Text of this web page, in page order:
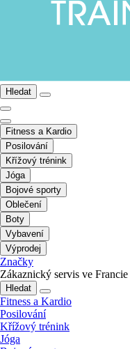
Hledat
Fitness a Kardio
Posilování
Křížový trénink
Jóga
Bojové sporty
Oblečení
Boty
Vybavení
Výprodej
Značky
Zákaznický servis ve Francie
Hledat
Fitness a Kardio
Posilování
Křížový trénink
Jóga